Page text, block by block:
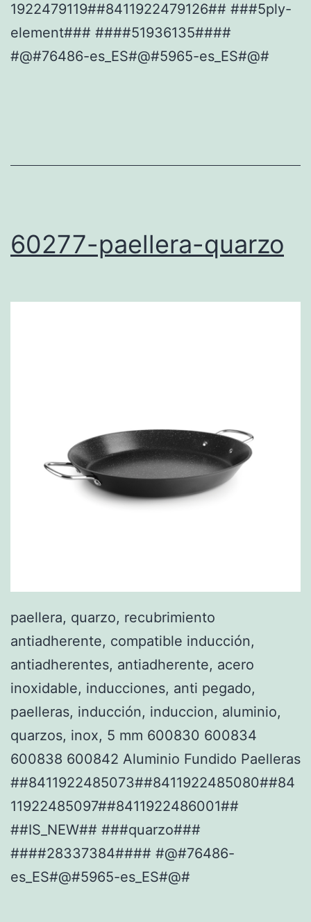
1922479119##8411922479126## ###5ply-
element### ####51936135####
#@#76486-es_ES#@#5965-es_ES#@#
60277-paellera-quarzo
paellera, quarzo, recubrimiento
antiadherente, compatible inducción,
antiadherentes, antiadherente, acero
inoxidable, inducciones, anti pegado,
paelleras, inducción, induccion, aluminio,
quarzos, inox, 5 mm 600830 600834
600838 600842 Aluminio Fundido Paelleras
##8411922485073##8411922485080##84
11922485097##8411922486001##
##IS_NEW## ###quarzo###
####28337384#### #@#76486-
es_ES#@#5965-es_ES#@#